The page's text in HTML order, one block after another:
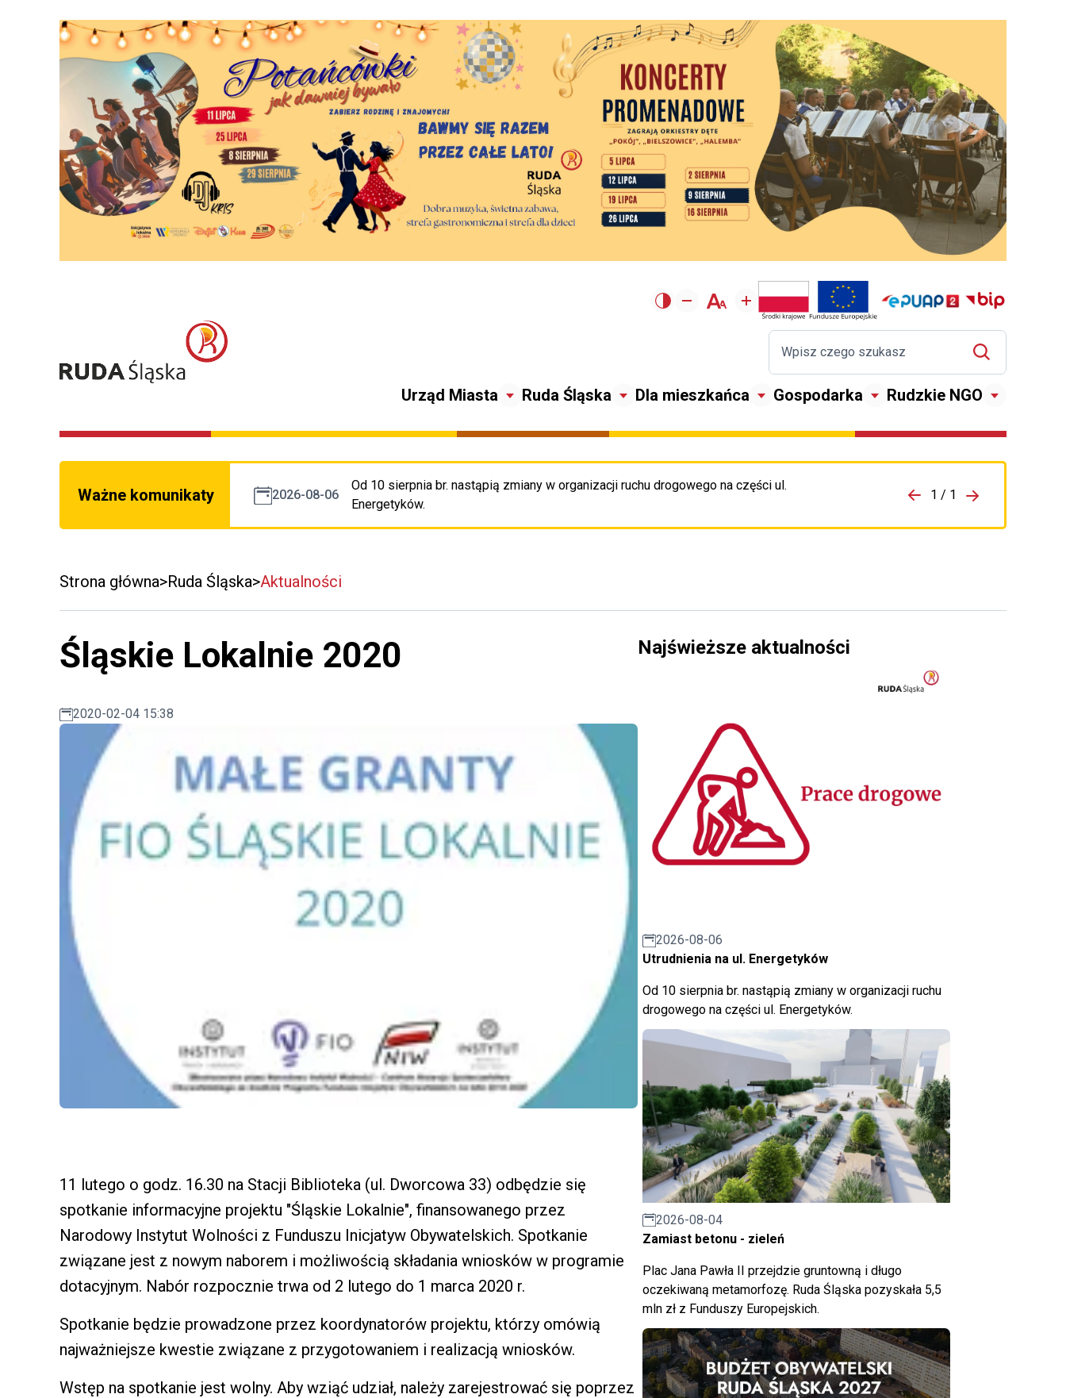
Urząd Miasta Ruda Śląska Dla mieszkańca Gospodarka Rudzkie NGO
Ważne komunikaty 2026-08-06
Od 10 sierpnia br. nastąpią zmiany w organizacji ruchu drogowego na części ul.
Energetyków.
Przejdź do porzpedniego komunikatu 1 / 1
Przejdź do
Strona główna Ruda Śląska Aktualności
Śląskie Lokalnie 2020
2020-02-04 15:38
11 lutego o godz. 16.30 na Stacji Biblioteka (ul. Dworcowa 33) odbędzie się
spotkanie informacyjne projektu "Śląskie Lokalnie", finansowanego przez
Narodowy Instytut Wolności z Funduszu Inicjatyw Obywatelskich. Spotkanie
związane jest z nowym naborem i możliwością składania wniosków w programie
dotacyjnym. Nabór rozpocznie trwa od 2 lutego do 1 marca 2020 r.
Spotkanie będzie prowadzone przez koordynatorów projektu, którzy omówią
najważniejsze kwestie związane z przygotowaniem i realizacją wniosków.
Wstęp na spotkanie jest wolny. Aby wziąć udział, należy zarejestrować się poprzez
Najświeższe aktualności
2026-08-06
Utrudnienia na ul. Energetyków
Od 10 sierpnia br. nastąpią zmiany w organizacji ruchu
drogowego na części ul. Energetyków.
2026-08-04
Zamiast betonu - zieleń
Plac Jana Pawła II przejdzie gruntowną i długo
oczekiwaną metamorfozę. Ruda Śląska pozyskała 5,5
mln zł z Funduszy Europejskich.